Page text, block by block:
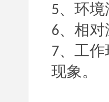
5、环
6、相
7、工
现象。